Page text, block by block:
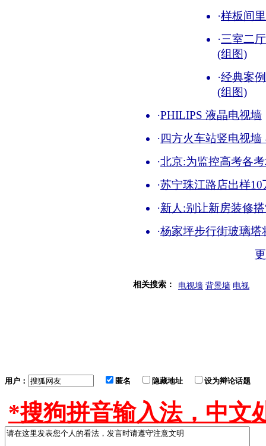
·样板间
·三室二
(组图)
·经典案
(组图)
·PHILIPS 液晶电视墙
·四方火车站竖电视
·北京:为监控高考各
·苏宁珠江路店出样
·新人:别让新房装修搭
·杨家坪步行街玻璃
相关搜索： 电视墙 背景墙 电视
用户： 匿名 隐藏地址 设为辩论话题
*搜狗拼音输入法，中文